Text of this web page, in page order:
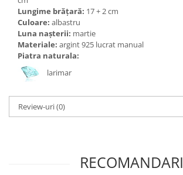
Lungime brățară: 17 + 2 cm
Culoare: albastru
Luna nașterii: martie
Materiale: argint 925 lucrat manual
Piatra naturala:
larimar
Review-uri(0)
RECOMANDARI